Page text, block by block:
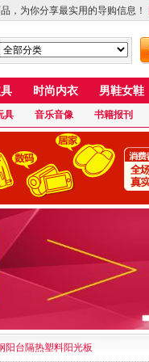
，为你分享最实用的导购信息！
时尚内衣 男鞋女鞋
具 音乐音像 书籍报刊
阳台隔热塑料阳光板